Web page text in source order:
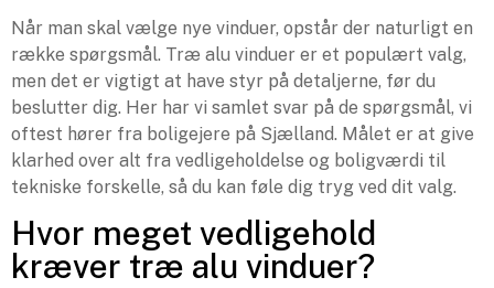
Når man skal vælge nye vinduer, opstår der naturligt en
række spørgsmål. Træ alu vinduer er et populært valg,
men det er vigtigt at have styr på detaljerne, før du
beslutter dig. Her har vi samlet svar på de spørgsmål, vi
oftest hører fra boligejere på Sjælland. Målet er at give
klarhed over alt fra vedligeholdelse og boligværdi til
tekniske forskelle, så du kan føle dig tryg ved dit valg.
Hvor meget vedligehold
kræver træ alu vinduer?